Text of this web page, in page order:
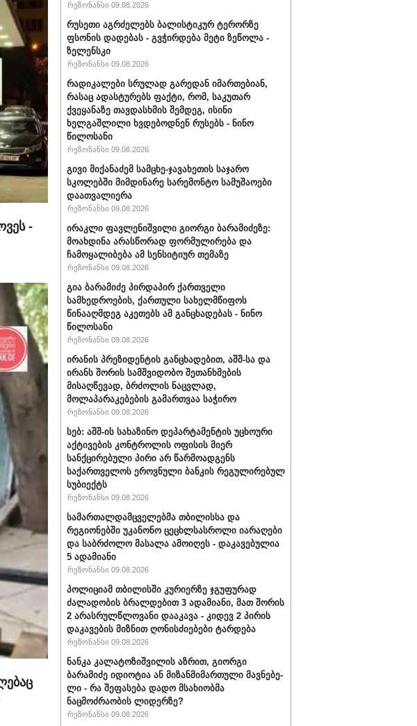
-
რეზონანსი 09.08.2026
რუსეთი აგრძელებს ბალისტიკურ ტერორზე
ფსონის დადებას - გვჭირდება მეტი ზეწოლა -
ზელენსკი
რეზონანსი 09.08.2026
რადიკალები სრულად გარედან იმართებიან,
რასაც ადასტურებს ფაქტი, რომ, საკუთარ
ქვეყანაზე თავდასხმის შემდეგ, ისინი
ხელგაშლილი ხვდებოდნენ რუსებს - ნინო
წილოსანი
რეზონანსი 09.08.2026
გივი მიქანაძემ სამცხე-ჯავახეთის საჯარო
სკოლებში მიმდინარე სარემონტო სამუშაოები
დაათვალიერა
რეზონანსი 09.08.2026
ირაკლი ფავლენიშვილი გიორგი ბარამიძეზე:
მოახდინა არასწორად ფორმულირება და
ჩამოყალიბება ამ სენსიტიურ თემაზე
რეზონანსი 09.08.2026
გია ბარამიძე პირდაპირ ქართველი
სამხედროების, ქართული სახელმწიფოს
წინააღმდეგ აკეთებს ამ განცხადებას - ნინო
წილოსანი
რეზონანსი 09.08.2026
ირანის პრეზიდენტის განცხადებით, აშშ-სა და
ირანს შორის სამშვიდობო შეთანხმების
მისაღწევად, ბრძოლის ნაცვლად,
მოლაპარაკებების გამართვაა საჭირო
რეზონანსი 09.08.2026
სებ: აშშ-ის სახაზინო დეპარტამენტის უცხოური
აქტივების კონტროლის ოფისის მიერ
სანქცირებული პირი არ წარმოადგენს
საქართველოს ეროვნული ბანკის რეგულირებულ
სუბიექტს
რეზონანსი 09.08.2026
სამართალდამცველებმა თბილისსა და
რეგიონებში უკანონო ცეცხლსასროლი იარაღები
და საბრძოლო მასალა ამოიღეს - დაკავებულია
5 ადამიანი
რეზონანსი 09.08.2026
პოლიციამ თბილისში კურიერზე ჯგუფურად
ძალადობის ბრალდებით 3 ადამიანი, მათ შორის
2 არასრულწლოვანი დააკავა - კიდევ 2 პირის
დაკავების მიზნით ღონისძიებები ტარდება
რეზონანსი 09.08.2026
ნანკა კალატოზიშვილის აზრით, გიორგი
ბარამიძე იდიოტია ან მი­ზან­მი­მარ­თუ­ლი მავ­ნე­ბე­
ლი - რა შეფასება დადო მსახიობმა
ნაცმოძრაობის ლიდერზე?
რეზონანსი 09.08.2026